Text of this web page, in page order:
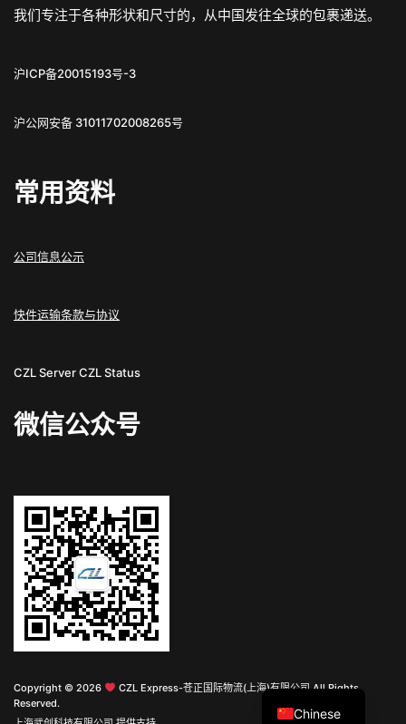
我们专注于各种形状和尺寸的，从中国发往全球的包裹递送。
沪ICP备20015193号-3
沪公网安备 31011702008265号
常用资料
公司信息公示
快件运输条款与协议
CZL ServerCZL Status
微信公众号
Copyright © 2026
CZL Express-苍正国际物流(上海)有限公司 All Rights
Reserved.
Chinese
English